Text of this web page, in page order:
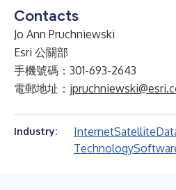
Contacts
Jo Ann Pruchniewski
Esri 公關部
手機號碼：301-693-2643
電郵地址：
Industry: InternetSatellite
Technology